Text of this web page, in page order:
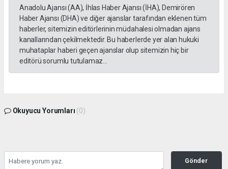
Anadolu Ajansı (AA), İhlas Haber Ajansı (İHA), Demirören
Haber Ajansı (DHA) ve diğer ajanslar tarafından eklenen tüm
haberler, sitemizin editörlerinin müdahalesi olmadan ajans
kanallarından çekilmektedir. Bu haberlerde yer alan hukuki
muhataplar haberi geçen ajanslar olup sitemizin hiç bir
editörü sorumlu tutulamaz...
Okuyucu Yorumları (0)
Gönder